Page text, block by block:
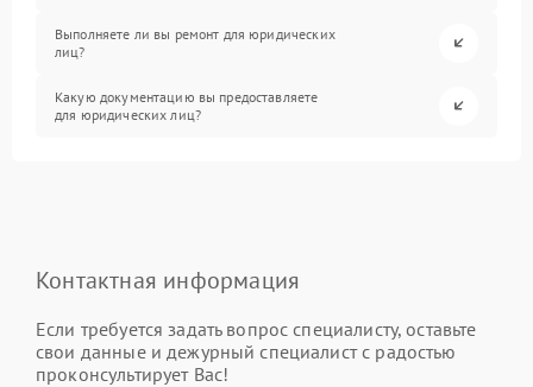
Выполняете ли вы ремонт для юридических
лиц?
Какую документацию вы предоставляете
для юридических лиц?
Контактная информация
Если требуется задать вопрос специалисту, оставьте
свои данные и дежурный специалист с радостью
проконсультирует Вас!